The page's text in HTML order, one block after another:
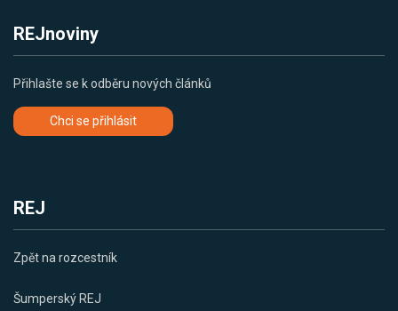
REJnoviny
Přihlašte se k odběru nových článků
Chci se přihlásit
REJ
Zpět na rozcestník
Šumperský REJ